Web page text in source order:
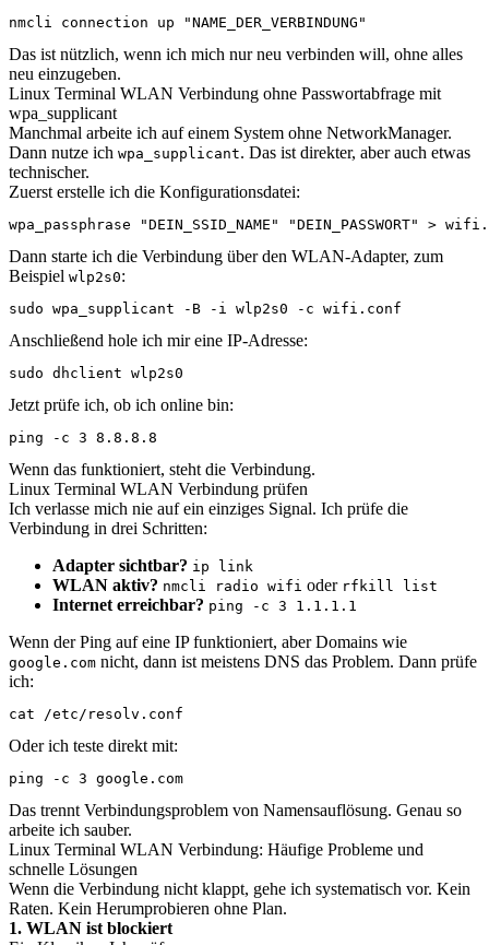
nmcli connection up "NAME_DER_VERBINDUNG"
Das ist nützlich, wenn ich mich nur neu verbinden will, ohne alles
neu einzugeben.
Linux Terminal WLAN Verbindung ohne Passwortabfrage mit
wpa_supplicant
Manchmal arbeite ich auf einem System ohne NetworkManager.
Dann nutze ich wpa_supplicant. Das ist direkter, aber auch etwas
technischer.
Zuerst erstelle ich die Konfigurationsdatei:
wpa_passphrase "DEIN_SSID_NAME" "DEIN_PASSWORT" >
Dann starte ich die Verbindung über den WLAN-Adapter, zum
Beispiel wlp2s0:
sudo wpa_supplicant -B -i wlp2s0 -c wifi.conf
Anschließend hole ich mir eine IP-Adresse:
sudo dhclient wlp2s0
Jetzt prüfe ich, ob ich online bin:
ping -c 3 8.8.8.8
Wenn das funktioniert, steht die Verbindung.
Linux Terminal WLAN Verbindung prüfen
Ich verlasse mich nie auf ein einziges Signal. Ich prüfe die
Verbindung in drei Schritten:
Adapter sichtbar? ip link
WLAN aktiv? nmcli radio wifi oder rfkill list
Internet erreichbar? ping -c 3 1.1.1.1
Wenn der Ping auf eine IP funktioniert, aber Domains wie
google.com nicht, dann ist meistens DNS das Problem. Dann prüfe
ich:
cat /etc/resolv.conf
Oder ich teste direkt mit:
ping -c 3 google.com
Das trennt Verbindungsproblem von Namensauflösung. Genau so
arbeite ich sauber.
Linux Terminal WLAN Verbindung: Häufige Probleme und
schnelle Lösungen
Wenn die Verbindung nicht klappt, gehe ich systematisch vor. Kein
Raten. Kein Herumprobieren ohne Plan.
1. WLAN ist blockiert